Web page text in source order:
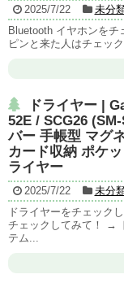
2025/7/22
未分
Bluetooth イヤホンを
ピンと来た人はチェッ
ドライヤー |
52E / SCG26
バー 手帳型 マグ
カード収納 ポケ
ライヤー
2025/7/22
未分
ドライヤーをチェック
チェックしてみて！ →
テム...